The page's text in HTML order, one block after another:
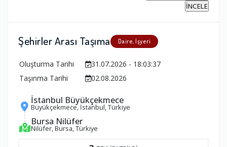
İNCELE
Şehirler Arası Taşıma Daire, İşyeri
Oluşturma Tarihi
31.07.2026 - 18:03:37
Taşınma Tarihi
02.08.2026
İstanbul Büyükçekmece
Büyükçekmece, İstanbul, Türkiye
Bursa Nilüfer
Nilüfer, Bursa, Türkiye